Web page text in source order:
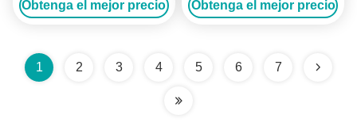
del árbol frutal
Obtenga el mejor precio
de la uva
Obtenga el mejor precio
1 2 3 4 5 6 7